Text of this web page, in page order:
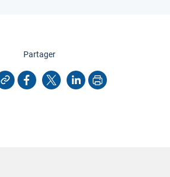
Partagercette page
l'adresse
Facebook
X LinkedInImprimer